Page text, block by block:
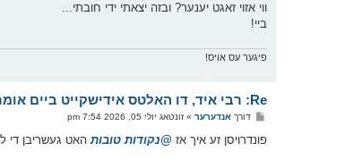
ווי אזוי זאגט יענער? ובזה יצאתי ידי חובתי...
ביי!
פיגער עס אויס!
Re: רבי איד, דו האלטס אידישקייט ביים אומריכטיגן הענטל
פ
ו
דורך אנדערער» זונטאג יולי 05, 2026 7:54 pm
פונדרויסן זע איך אז @נקודות טובותהאט געשריבן די